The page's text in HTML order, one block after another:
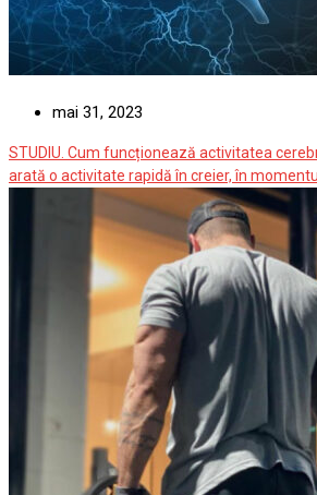
mai 31, 2023
STUDIU. Cum funcționează activitatea
arată o activitate rapidă în creier, în